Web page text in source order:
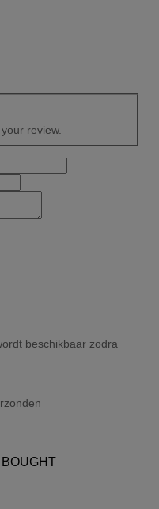
review.
beschikbaar zodra